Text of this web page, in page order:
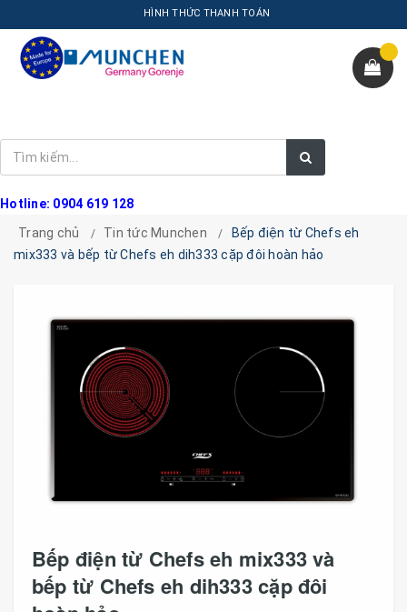
HÌNH THỨC THANH TOÁN
Hotline: 0904 619 128
Trang chủ
Tin tức Munchen
Bếp điện từ Chefs eh
mix333 và bếp từ Chefs eh dih333 cặp đôi hoàn hảo
Bếp điện từ Chefs eh mix333 và
bếp từ Chefs eh dih333 cặp đôi